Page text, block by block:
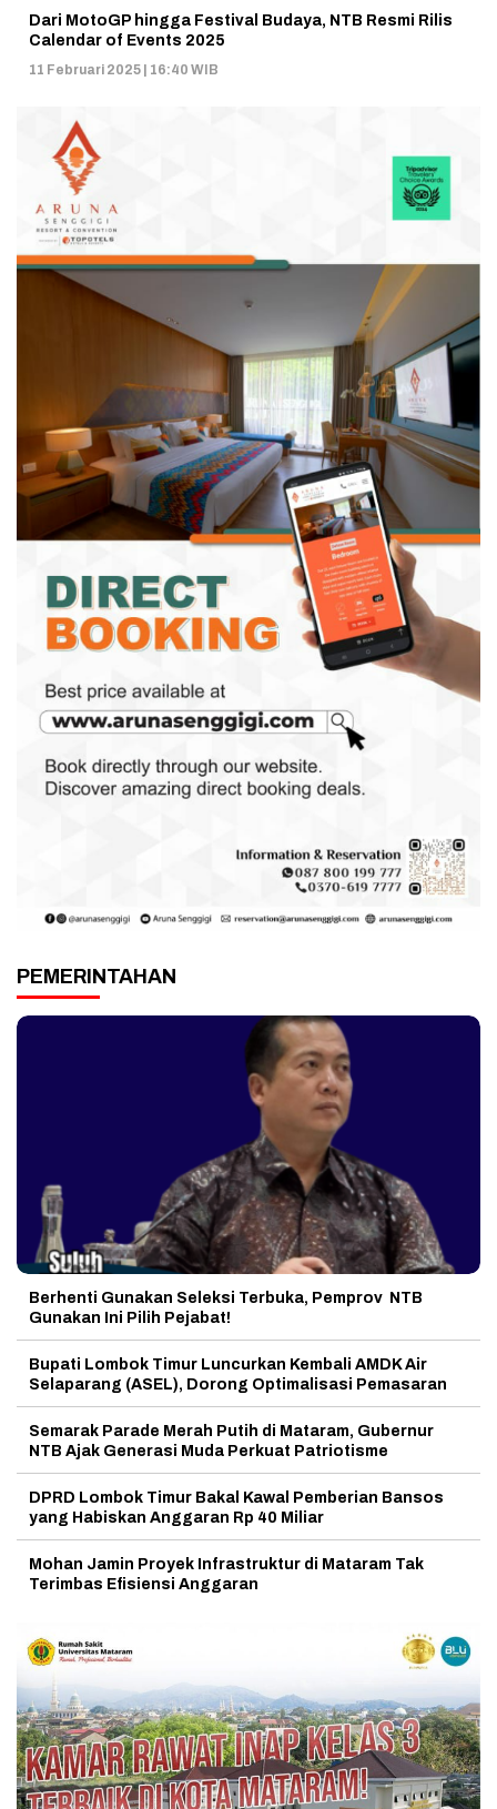
Dari MotoGP hingga Festival Budaya, NTB Resmi Rilis
Calendar of Events 2025
11 Februari 2025 | 16:40 WIB
PEMERINTAHAN
Berhenti Gunakan Seleksi Terbuka, Pemprov NTB
Gunakan Ini Pilih Pejabat!
Bupati Lombok Timur Luncurkan Kembali AMDK Air
Selaparang (ASEL), Dorong Optimalisasi Pemasaran
Semarak Parade Merah Putih di Mataram, Gubernur
NTB Ajak Generasi Muda Perkuat Patriotisme
DPRD Lombok Timur Bakal Kawal Pemberian Bansos
yang Habiskan Anggaran Rp 40 Miliar
Mohan Jamin Proyek Infrastruktur di Mataram Tak
Terimbas Efisiensi Anggaran